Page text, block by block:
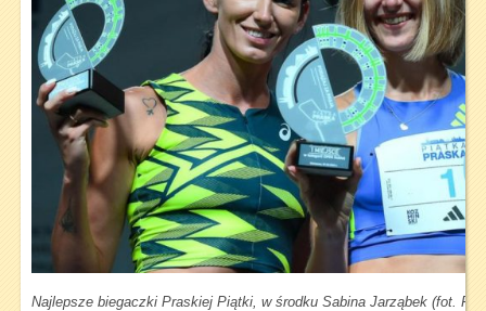
Najlepsze biegaczki Praskiej Piątki, w środku Sabina Jarząbek (fot.